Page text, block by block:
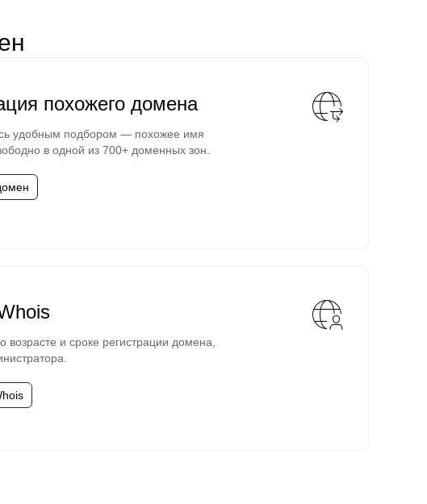
похожего домена
удобным подбором — похожее имя
в одной из 700+ доменных зон.
и сроке регистрации домена,